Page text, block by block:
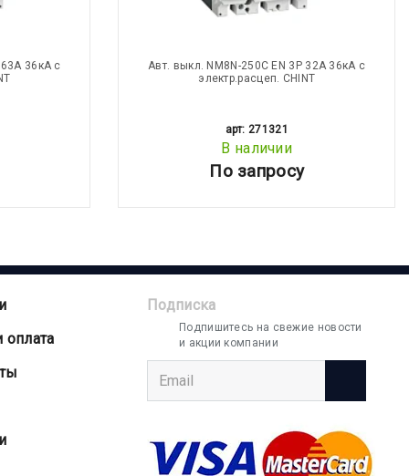
36кА с
Авт. выкл. NM8N-250C EN 3Р 32А 36кА с
электр.расцеп. CHINT
арт: 271321
В наличии
По запросу
Подписка
Подпишитесь на свежие новости
и акции компании
оплата